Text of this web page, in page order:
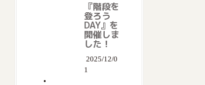
『階段を
登ろう
DAY』を
開催しま
した！
2025/12/0
1